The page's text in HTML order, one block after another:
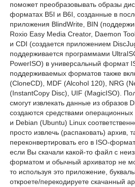
поможет преобразовывать образы
форматах B5I и B6I, созданные в
приложения BlindWrite, BIN
Roxio Easy Media Creator, Daemon
и CDI (создается приложением
поддерживается программами
PowerISO) в универсальный формат
поддерживаемых форматов также
(CloneCD), MDF (Alcohol 120), NRG
(InstantCopy Disc), UIF (MagicISO).
смогут извлекать данные из образов
создаются средствами
и Debian (Ubuntu) Linux
просто извлечь (распаковать) архив,
переконвертировать его в ISO-
если Вы скачали какой-то файл с
форматом и обычный архиватор не
то используя это приложение,
откроете/перекодируете скачанный